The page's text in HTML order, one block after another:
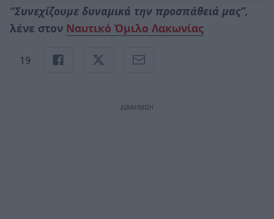
“Συνεχίζουμε δυναμικά την προσπάθειά μας”,
λένε στον Ναυτικό Όμιλο Λακωνίας
19